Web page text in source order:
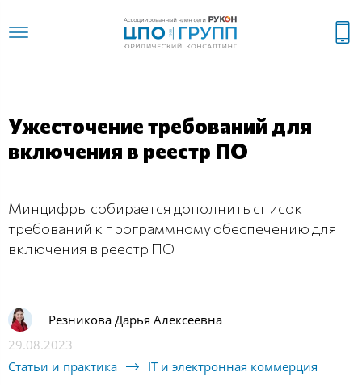
Ужесточение требований для
включения в реестр ПО
Минцифры собирается дополнить список
требований к программному обеспечению для
включения в реестр ПО
Резникова Дарья Алексеевна
29.08.2023
Статьи и практика
IT и электронная коммерция